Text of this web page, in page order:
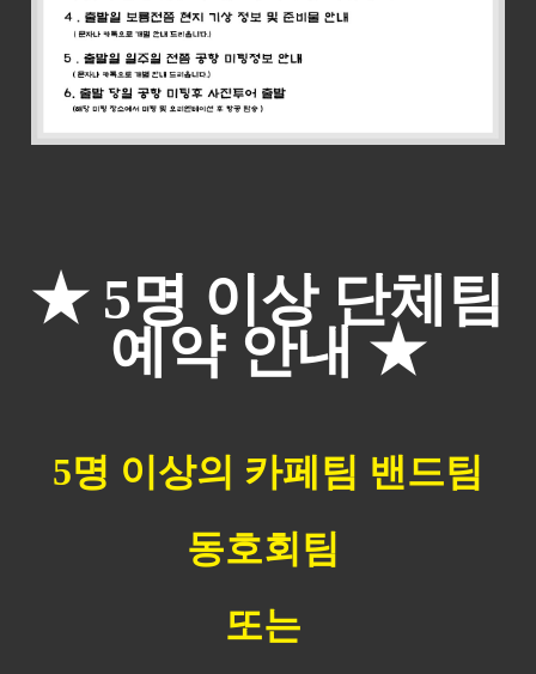
★ 5명 이상 단체팀
예약 안내 ★
5명 이상의 카페팀 밴드팀
동호회팀
​또는